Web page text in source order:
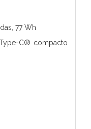
77 Wh
C® compacto